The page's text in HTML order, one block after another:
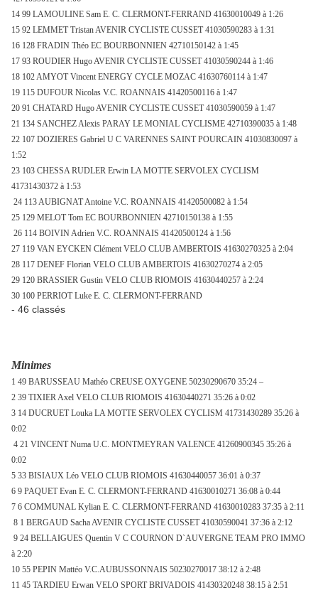
14 99 LAMOULINE Sam E. C. CLERMONT-FERRAND 41630010049 à 1:26
15 92 LEMMET Tristan AVENIR CYCLISTE CUSSET 41030590283 à 1:31
16 128 FRADIN Théo EC BOURBONNIEN 42710150142 à 1:45
17 93 ROUDIER Hugo AVENIR CYCLISTE CUSSET 41030590244 à 1:46
18 102 AMYOT Vincent ENERGY CYCLE MOZAC 41630760114 à 1:47
19 115 DUFOUR Nicolas V.C. ROANNAIS 41420500116 à 1:47
20 91 CHATARD Hugo AVENIR CYCLISTE CUSSET 41030590059 à 1:47
21 134 SANCHEZ Alexis PARAY LE MONIAL CYCLISME 42710390035 à 1:48
22 107 DOZIERES Gabriel U C VARENNES SAINT POURCAIN 41030830097 à
1:52
23 103 CHESSA RUDLER Erwin LA MOTTE SERVOLEX CYCLISM
41731430372 à 1:53
24 113 AUBIGNAT Antoine V.C. ROANNAIS 41420500082 à 1:54
25 129 MELOT Tom EC BOURBONNIEN 42710150138 à 1:55
26 114 BOIVIN Adrien V.C. ROANNAIS 41420500124 à 1:56
27 119 VAN EYCKEN Clément VELO CLUB AMBERTOIS 41630270325 à 2:04
28 117 DENEF Florian VELO CLUB AMBERTOIS 41630270274 à 2:05
29 120 BRASSIER Gustin VELO CLUB RIOMOIS 41630440257 à 2:24
30 100 PERRIOT Luke E. C. CLERMONT-FERRAND
- 46 classés
Minimes
1 49 BARUSSEAU Mathéo CREUSE OXYGENE 50230290670 35:24 –
2 39 TIXIER Axel VELO CLUB RIOMOIS 41630440271 35:26 à 0:02
3 14 DUCRUET Louka LA MOTTE SERVOLEX CYCLISM 41731430289 35:26 à
0:02
4 21 VINCENT Numa U.C. MONTMEYRAN VALENCE 41260900345 35:26 à
0:02
5 33 BISIAUX Léo VELO CLUB RIOMOIS 41630440057 36:01 à 0:37
6 9 PAQUET Evan E. C. CLERMONT-FERRAND 41630010271 36:08 à 0:44
7 6 COMMUNAL Kylian E. C. CLERMONT-FERRAND 41630010283 37:35 à 2:11
8 1 BERGAUD Sacha AVENIR CYCLISTE CUSSET 41030590041 37:36 à 2:12
9 24 BELLAIGUES Quentin V C COURNON D`AUVERGNE TEAM PRO IMMO
à 2:20
10 55 PEPIN Mattéo V.C.AUBUSSONNAIS 50230270017 38:12 à 2:48
11 45 TARDIEU Erwan VELO SPORT BRIVADOIS 41430320248 38:15 à 2:51